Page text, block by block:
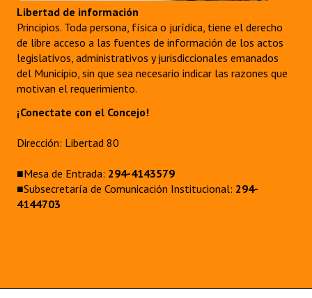
Libertad de información
Principios. Toda persona, física o jurídica, tiene el derecho
de libre acceso a las fuentes de información de los actos
legislativos, administrativos y jurisdiccionales emanados
del Municipio, sin que sea necesario indicar las razones que
motivan el requerimiento.
¡Conectate con el Concejo!
Dirección: Libertad 80
■Mesa de Entrada: 294-4143579
■Subsecretaría de Comunicación Institucional: 294-
4144703